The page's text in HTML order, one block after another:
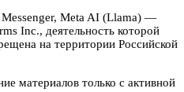
Meta AI (Llama) —
Inc., деятельность которой
на территории Российской
материалов только с активной